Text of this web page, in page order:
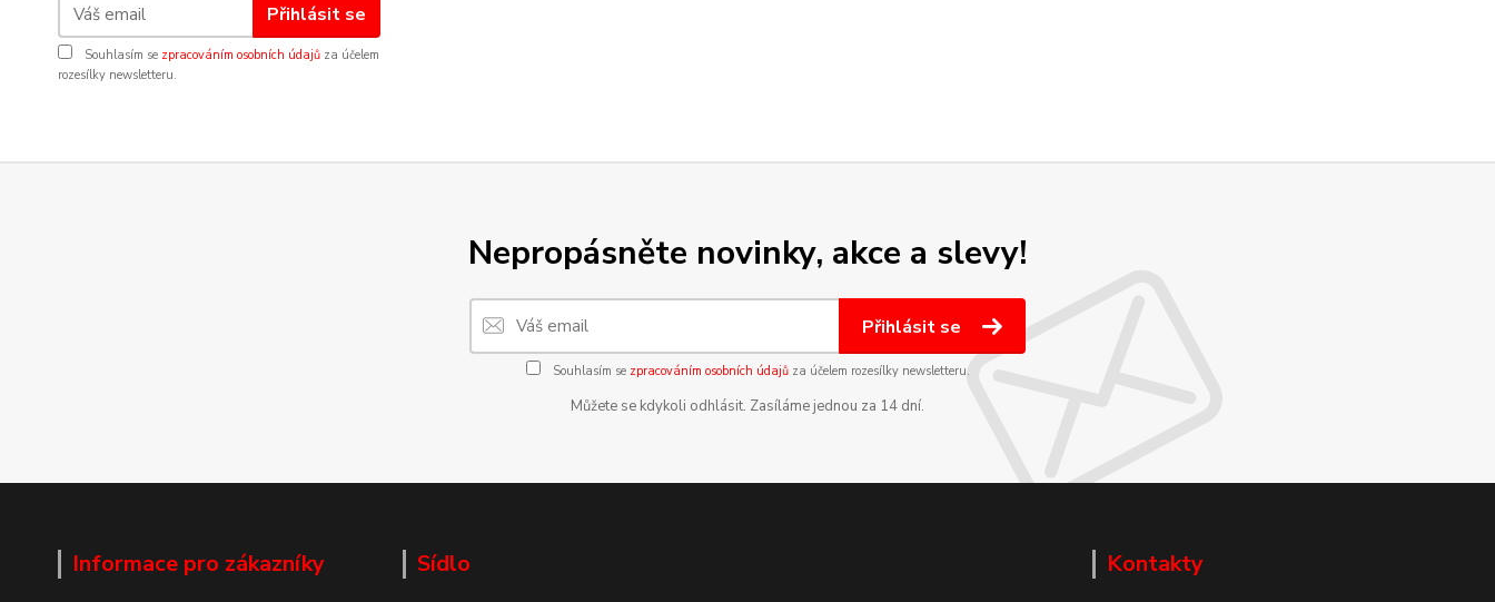
Přihlásit se
Souhlasím se zpracováním osobních údajů za účelem
rozesílky newsletteru.
Nepropásněte novinky, akce a slevy!
Přihlásit se
Souhlasím se zpracováním osobních údajůza účelem rozesílky newsletteru.
Můžete se kdykoli odhlásit. Zasíláme jednou za 14 dní.
Informace pro zákazníky Sídlo Kontakty